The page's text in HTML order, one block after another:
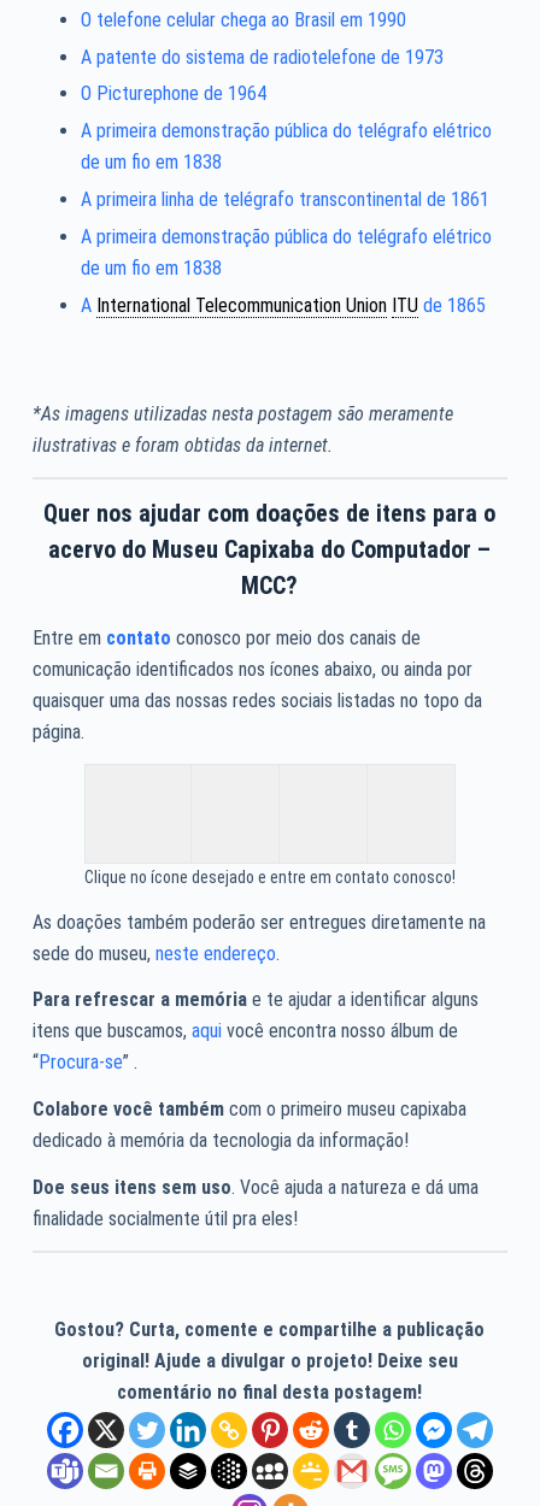
O telefone celular chega ao Brasil em 1990
A patente do sistema de radiotelefone de 1973
O Picturephone de 1964
A primeira demonstração pública do telégrafo elétrico
de um fio em 1838
A primeira linha de telégrafo transcontinental de 1861
A primeira demonstração pública do telégrafo elétrico
de um fio em 1838
A International Telecommunication Union ITUde 1865
*As imagens utilizadas nesta postagem são meramente
ilustrativas e foram obtidas da internet.
Quer nos ajudar com doações de itens para o
acervo do Museu Capixaba do Computador –
MCC?
Entre em contato conosco por meio dos canais de
comunicação identificados nos ícones abaixo, ou ainda por
quaisquer uma das nossas redes sociais listadas no topo da
página.
Clique no ícone desejado e entre em contato conosco!
As doações também poderão ser entregues diretamente na
sede do museu, neste endereço.
Para refrescar a memóriae te ajudar a identificar alguns
itens que buscamos, aquivocê encontra nosso álbum de
“Procura-se” .
Colabore você tambémcom o primeiro museu capixaba
dedicado à memória da tecnologia da informação!
Doe seus itens sem uso. Você ajuda a natureza e dá uma
finalidade socialmente útil pra eles!
Gostou? Curta, comente e compartilhe a publicação
original! Ajude a divulgar o projeto! Deixe seu
comentário no final desta postagem!